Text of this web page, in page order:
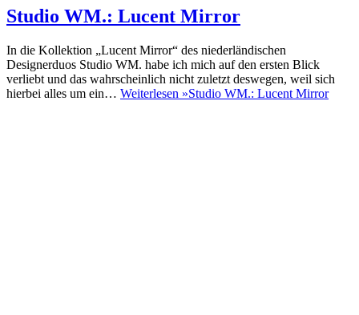
Studio WM.: Lucent Mirror
In die Kollektion „Lucent Mirror“ des niederländischen
Designerduos Studio WM. habe ich mich auf den ersten Blick
verliebt und das wahrscheinlich nicht zuletzt deswegen, weil sich
hierbei alles um ein… Weiterlesen »Studio WM.: Lucent Mirror